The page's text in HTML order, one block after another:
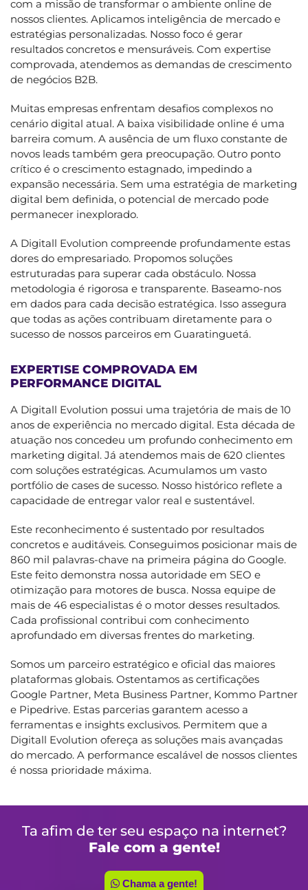
com a missão de transformar o ambiente online de
nossos clientes. Aplicamos inteligência de mercado e
estratégias personalizadas. Nosso foco é gerar
resultados concretos e mensuráveis. Com expertise
comprovada, atendemos as demandas de crescimento
de negócios B2B.
Muitas empresas enfrentam desafios complexos no
cenário digital atual. A baixa visibilidade online é uma
barreira comum. A ausência de um fluxo constante de
novos leads também gera preocupação. Outro ponto
crítico é o crescimento estagnado, impedindo a
expansão necessária. Sem uma estratégia de marketing
digital bem definida, o potencial de mercado pode
permanecer inexplorado.
A Digitall Evolution compreende profundamente estas
dores do empresariado. Propomos soluções
estruturadas para superar cada obstáculo. Nossa
metodologia é rigorosa e transparente. Baseamo-nos
em dados para cada decisão estratégica. Isso assegura
que todas as ações contribuam diretamente para o
sucesso de nossos parceiros em Guaratinguetá.
EXPERTISE COMPROVADA EM
PERFORMANCE DIGITAL
A Digitall Evolution possui uma trajetória de mais de 10
anos de experiência no mercado digital. Esta década de
atuação nos concedeu um profundo conhecimento em
marketing digital. Já atendemos mais de 620 clientes
com soluções estratégicas. Acumulamos um vasto
portfólio de cases de sucesso. Nosso histórico reflete a
capacidade de entregar valor real e sustentável.
Este reconhecimento é sustentado por resultados
concretos e auditáveis. Conseguimos posicionar mais de
860 mil palavras-chave na primeira página do Google.
Este feito demonstra nossa autoridade em SEO e
otimização para motores de busca. Nossa equipe de
mais de 46 especialistas é o motor desses resultados.
Cada profissional contribui com conhecimento
aprofundado em diversas frentes do marketing.
Somos um parceiro estratégico e oficial das maiores
plataformas globais. Ostentamos as certificações
Google Partner, Meta Business Partner, Kommo Partner
e Pipedrive. Estas parcerias garantem acesso a
ferramentas e insights exclusivos. Permitem que a
Digitall Evolution ofereça as soluções mais avançadas
do mercado. A performance escalável de nossos clientes
é nossa prioridade máxima.
Ta afim de ter seu espaço na internet?
Fale com a gente!
Chama a gente!